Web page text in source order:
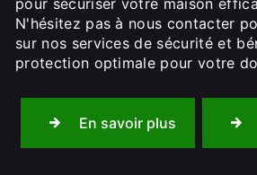
pour sécuriser votre maison
N'hésitez pas à nous contacter
sur nos services de sécurité et
protection optimale pour votre
En savoir plus